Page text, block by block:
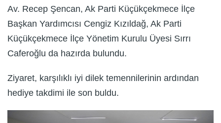
Av. Recep Şencan, Ak Parti Küçükçekmece İlçe
Başkan Yardımcısı Cengiz Kızıldağ, Ak Parti
Küçükçekmece İlçe Yönetim Kurulu Üyesi Sırrı
Caferoğlu da hazırda bulundu.
Ziyaret, karşılıklı iyi dilek temennilerinin ardından
hediye takdimi ile son buldu.